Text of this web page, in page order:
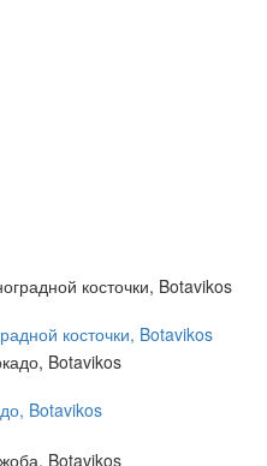
косточки, Botavikos
Botavikos